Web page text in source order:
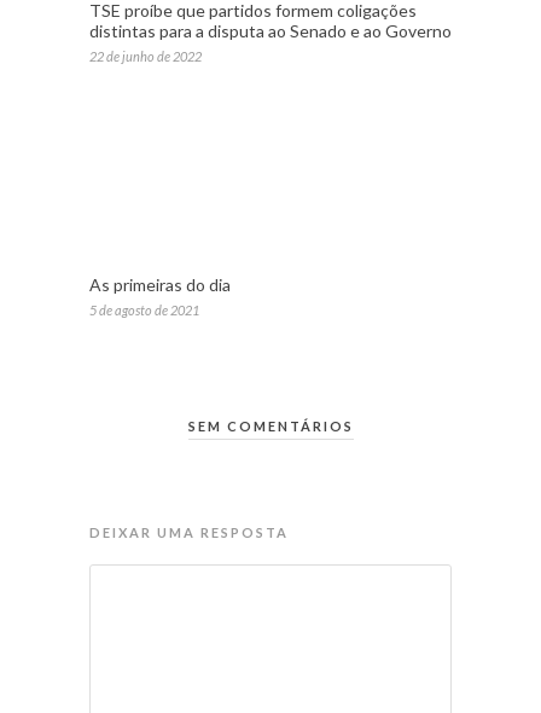
TSE proíbe que partidos formem coligações
distintas para a disputa ao Senado e ao Governo
22 de junho de 2022
As primeiras do dia
5 de agosto de 2021
SEM COMENTÁRIOS
DEIXAR UMA RESPOSTA